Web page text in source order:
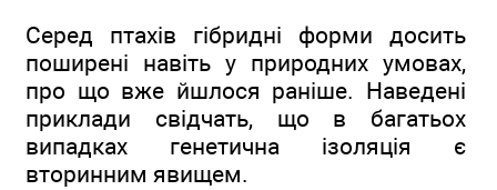
Серед птахів гібридні форми досить
поширені навіть у природних умовах,
про що вже йшлося раніше. Наведені
приклади свідчать, що в багатьох
випадках генетична ізоляція є
вторинним явищем.